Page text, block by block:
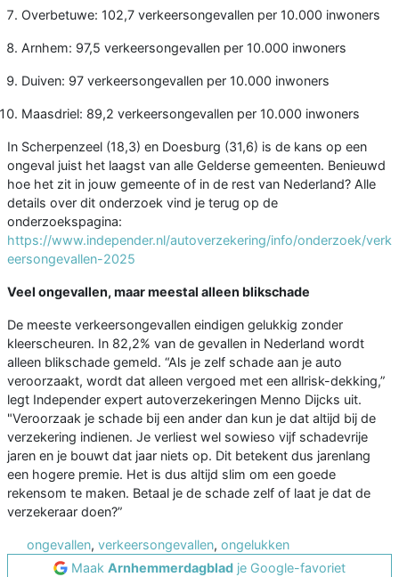
Overbetuwe: 102,7 verkeersongevallen per 10.000 inwoners
Arnhem: 97,5 verkeersongevallen per 10.000 inwoners
Duiven: 97 verkeersongevallen per 10.000 inwoners
Maasdriel: 89,2 verkeersongevallen per 10.000 inwoners
In Scherpenzeel (18,3) en Doesburg (31,6) is de kans op een
ongeval juist het laagst van alle Gelderse gemeenten. Benieuwd
hoe het zit in jouw gemeente of in de rest van Nederland? Alle
details over dit onderzoek vind je terug op de
onderzoekspagina:
https://www.independer.nl/autoverzekering/info/onderzoek/verk
eersongevallen-2025
Veel ongevallen, maar meestal alleen blikschade
De meeste verkeersongevallen eindigen gelukkig zonder
kleerscheuren. In 82,2% van de gevallen in Nederland wordt
alleen blikschade gemeld. “Als je zelf schade aan je auto
veroorzaakt, wordt dat alleen vergoed met een allrisk-dekking,”
legt Independer expert autoverzekeringen Menno Dijcks uit.
"Veroorzaak je schade bij een ander dan kun je dat altijd bij de
verzekering indienen. Je verliest wel sowieso vijf schadevrije
jaren en je bouwt dat jaar niets op. Dit betekent dus jarenlang
een hogere premie. Het is dus altijd slim om een goede
rekensom te maken. Betaal je de schade zelf of laat je dat de
verzekeraar doen?”
ongevallen, verkeersongevallen, ongelukken
Maak Arnhemmerdagblad je Google-favoriet